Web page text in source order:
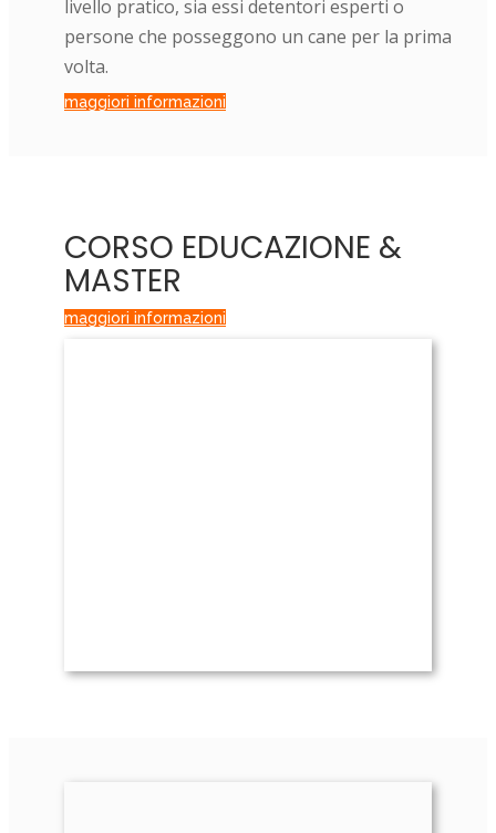
livello pratico, sia essi detentori esperti o
persone che posseggono un cane per la prima
volta.
maggiori informazioni
CORSO EDUCAZIONE &
MASTER
maggiori informazioni